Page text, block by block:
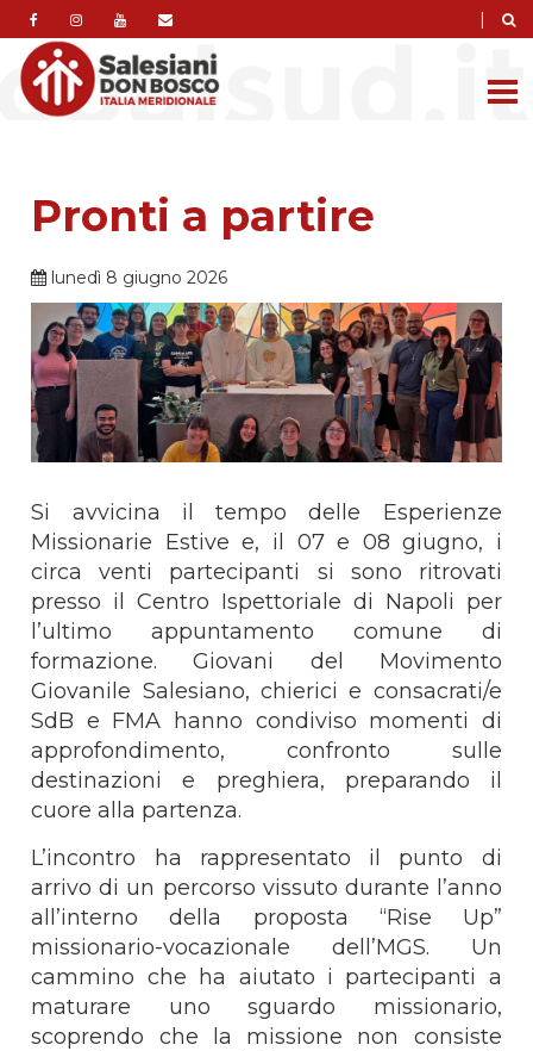
|
Pronti a partire
lunedì 8 giugno 2026
Si avvicina il tempo delle Esperienze
Missionarie Estive e, il 07 e 08 giugno, i
circa venti partecipanti si sono ritrovati
presso il Centro Ispettoriale di Napoli per
l’ultimo appuntamento comune di
formazione. Giovani del Movimento
Giovanile Salesiano, chierici e consacrati/e
SdB e FMA hanno condiviso momenti di
approfondimento, confronto sulle
destinazioni e preghiera, preparando il
cuore alla partenza.
L’incontro ha rappresentato il punto di
arrivo di un percorso vissuto durante l’anno
all’interno della proposta “Rise Up”
missionario-vocazionale dell’MGS. Un
cammino che ha aiutato i partecipanti a
maturare uno sguardo missionario,
scoprendo che la missione non consiste